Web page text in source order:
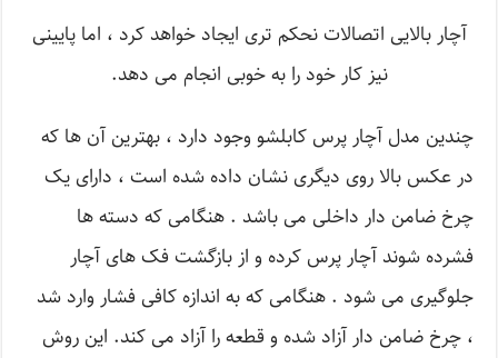
آچار بالایی اتصالات نحکم تری ایجاد خواهد کرد ، اما پایینی
نیز کار خود را به خوبی انجام می دهد.
چندین مدل آچار پرس کابلشو وجود دارد ، بهترین آن ها که
در عکس بالا روی دیگری نشان داده شده است ، دارای یک
چرخ ضامن دار داخلی می باشد . هنگامی که دسته ها
فشرده شوند آچار پرس کرده و از بازگشت فک های آچار
جلوگیری می شود . هنگامی که به اندازه کافی فشار وارد شد
، چرخ ضامن دار آزاد شده و قطعه را آزاد می کند. این روش